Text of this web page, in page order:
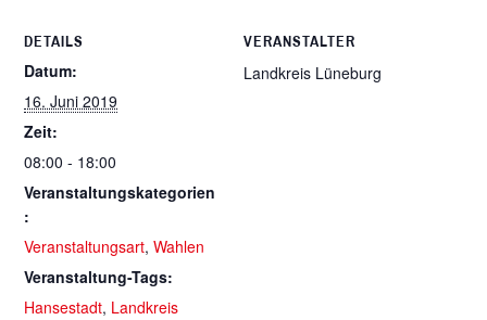
DETAILS
Datum:
16. Juni 2019
Zeit:
08:00 - 18:00
Veranstaltungskategorien
:
Veranstaltungsart,Wahlen
Veranstaltung-Tags:
Hansestadt, Landkreis
VERANSTALTER
Landkreis Lüneburg